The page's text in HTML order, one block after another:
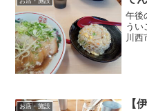
午後
うい
川西
お店・施設
【